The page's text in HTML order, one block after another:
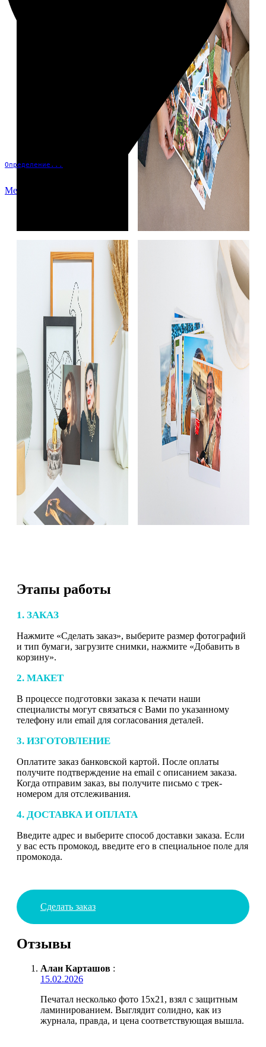
Определение...
Меню
Этапы работы
1. ЗАКАЗ
Нажмите «Сделать заказ», выберите размер фотографий
и тип бумаги, загрузите снимки, нажмите «Добавить в
корзину».
2. МАКЕТ
В процессе подготовки заказа к печати наши
специалисты могут связаться с Вами по указанному
телефону или email для согласования деталей.
3. ИЗГОТОВЛЕНИЕ
Оплатите заказ банковской картой. После оплаты
получите подтверждение на email с описанием заказа.
Когда отправим заказ, вы получите письмо с трек-
номером для отслеживания.
4. ДОСТАВКА И ОПЛАТА
Введите адрес и выберите способ доставки заказа. Если
у вас есть промокод, введите его в специальное поле для
промокода.
Сделать заказ
Отзывы
Алан Карташов :
15.02.2026
Печатал несколько фото 15х21, взял с защитным
ламинированием. Выглядит солидно, как из
журнала, правда, и цена соответствующая вышла.